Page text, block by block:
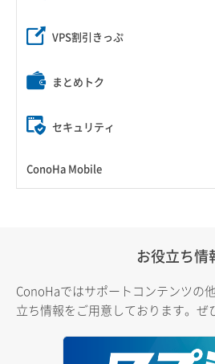
VPS割引きっぷ
まとめトク
セキュリティ
ConoHa Mobile
お役立ち情
ConoHaではサポートコンテンツの
立ち情報をご用意しております。ぜ